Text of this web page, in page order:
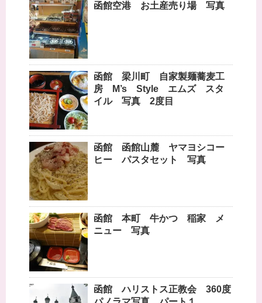
函館空港 お土産売り場 写真
函館 梁川町 自家製麺蕎麦工
房 M’s Style エムズ スタ
イル 写真 2度目
函館 函館山麓 ヤマヨシコー
ヒー パスタセット 写真
函館 本町 牛かつ 稲家 メ
ニュー 写真
函館 ハリストス正教会 360度